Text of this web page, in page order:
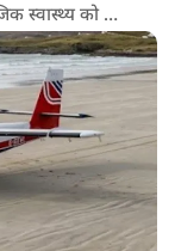
स्वास्थ्य को भी
या अन्य
संबंध मजबूत होते
सकता है। ये सभी